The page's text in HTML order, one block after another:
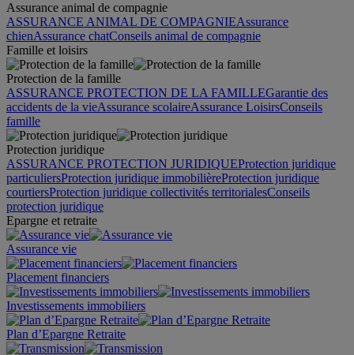
Assurance animal de compagnie
ASSURANCE ANIMAL DE COMPAGNIEAssurance
chienAssurance chatConseils animal de compagnie
Famille et loisirs
Protection de la famille
ASSURANCE PROTECTION DE LA FAMILLEGarantie des
accidents de la vieAssurance scolaireAssurance LoisirsConseils
famille
Protection juridique
ASSURANCE PROTECTION JURIDIQUEProtection juridique
particuliersProtection juridique immobilièreProtection juridique
courtiersProtection juridique collectivités territorialesConseils
protection juridique
Epargne et retraite
Assurance vie
Placement financiers
Investissements immobiliers
Plan d’Epargne Retraite